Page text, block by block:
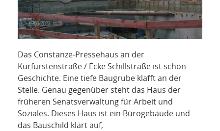
Das Constanze-Pressehaus an der
Kurfürstenstraße / Ecke Schillstraße ist schon
Geschichte. Eine tiefe Baugrube klafft an der
Stelle. Genau gegenüber steht das Haus der
früheren Senatsverwaltung für Arbeit und
Soziales. Dieses Haus ist ein Bürogebäude und
das Bauschild klärt auf,